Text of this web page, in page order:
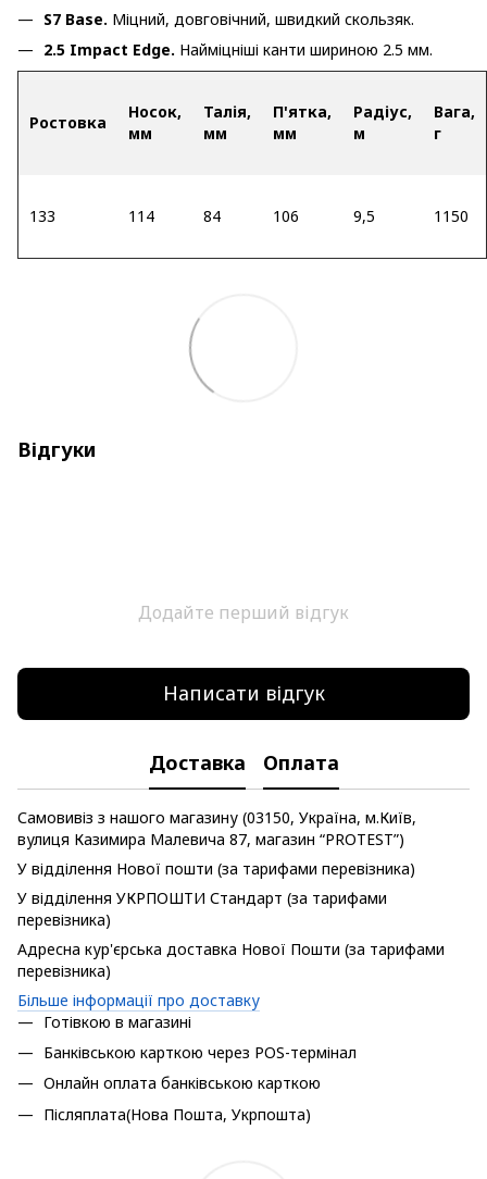
S7 Base. Міцний, довговічний, швидкий скользяк.
2.5 Impact Edge. Найміцніші канти шириною 2.5 мм.
Ростовка
Носок,
мм
Талія,
мм
П'ятка,
мм
Радіус,
м
Вага,
г
133 114 84 106 9,5 1150
Відгуки
Додайте перший відгук
Написати відгук
Доставка Оплата
Самовивіз з нашого магазину (03150, Україна, м.Київ,
вулиця Казимира Малевича 87, магазин “PROTEST”)
У відділення Нової пошти (за тарифами перевізника)
У відділення УКРПОШТИ Стандарт (за тарифами
перевізника)
Адресна кур'єрська доставка Нової Пошти (за тарифами
перевізника)
Більше інформації про доставку
Готівкою в магазині
Банківською карткою через POS-термінал
Онлайн оплата банківською карткою
Післяплата(Нова Пошта, Укрпошта)